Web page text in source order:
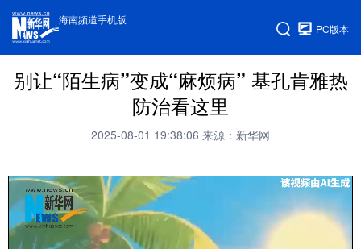
海南频道手机版
PC版本
别让“陌生病”变成“麻烦病” 基孔肯雅热
防治看这里
2025-08-01 19:38:06 来源：新华网